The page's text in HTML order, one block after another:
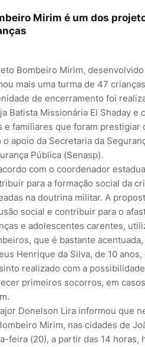
Mirim é um dos
Bombeiro Mirim,
mais uma turma de 47
de encerramento foi
Batista Missionária El Shaday
e familiares que foram prestigiar
o apoio da Secretaria da
Pública (Senasp).
com o coordenador
para a formação social da
na doutrina militar. A
social e contribuir para o
e adolescentes carentes,
que é bastante
Henrique da Silva, de 10
realizado com a
primeiros socorros, em
Donelson Lira informou que
Mirim, nas cidades de
feira (20), a partir das 14 horas,